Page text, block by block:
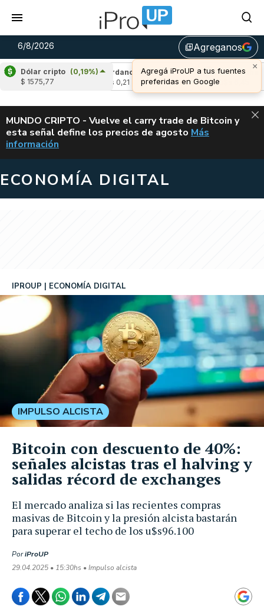
6/8/2026 library_addAgreganos
×
Agregá iProUP a tus fuentes
preferidas en Google
Dólar cripto (0,19%)
$ 1575,77
3,25%) Cardano (7,34%)
u$s 0,21
Avalanche
u$s 6,45
ALERTA
MUNDO CRIPTO - Vuelve el carry trade de Bitcoin y
esta señal define los precios de agosto VUELVE EL
Más
información
ECONOMÍA DIGITAL
El mercado analiza si las recientes compras
masivas de Bitcoin y la presión alcista bastarán
para superar el techo de los u$s96.100
IPROUP ECONOMÍA DIGITAL
PoriProUP
29.04.2025 • 15:30hs • Impulso alcista
IMPULSO ALCISTA
Bitcoin con descuento de 40%:
señales alcistas tras el halving y
salidas récord de exchanges